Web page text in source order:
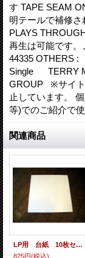
す TAPE SEAM
明テールで補修
PLAYS
再生は可能です
44335 OTHERS
Single TERRY
GROUP ※サイト
止しています。
等)でのご紹介で
関連商品
LP用 台紙 10枚セット
825円(税込)